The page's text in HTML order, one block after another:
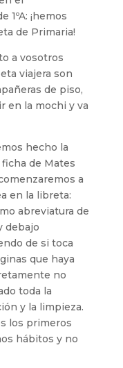
1ºA: ¡hemos
de Primaria!
a vosotros
viajera son
de piso,
en la mochi y va
hecho la
de Mates
a
en la libreta:
abreviatura de
debajo
de si toca
que haya
no
toda la
y la limpieza.
los primeros
hábitos y no